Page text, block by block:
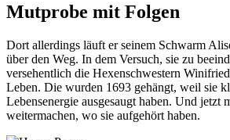
Mutprobe mit Folgen
Dort allerdings läuft er seinem Schwarm
über den Weg. In dem Versuch, sie zu
versehentlich die Hexenschwestern
Leben. Die wurden 1693 gehängt, weil sie
Lebensenergie ausgesaugt haben. Und jetzt
weitermachen, wo sie aufgehört haben.